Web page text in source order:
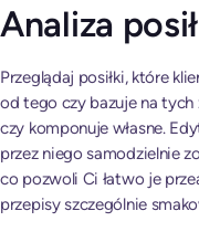
Analiza
Przeglądaj posiłki, które
od tego czy bazuje na
czy komponuje własne.
przez niego samodzielnie
co pozwoli Ci łatwo je
przepisy szczególnie